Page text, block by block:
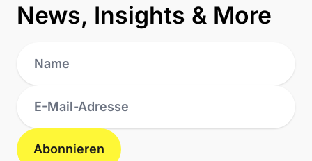
News, Insights & More
Abonnieren